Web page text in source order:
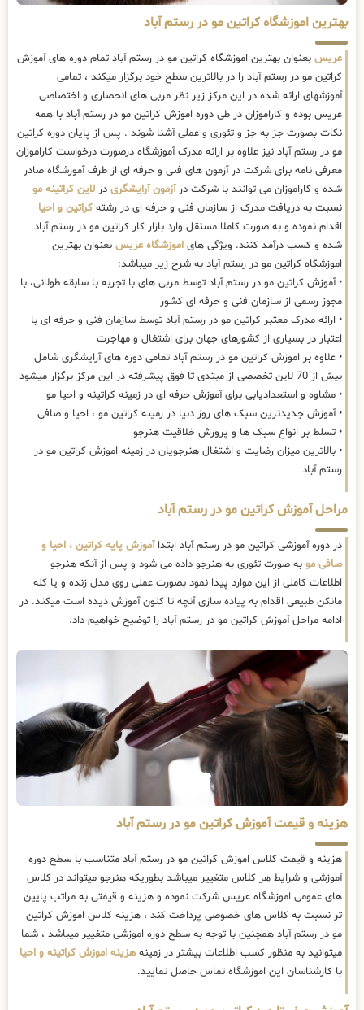
بهترین اموزشگاه کراتین مو در رستم آباد
عریس بعنوان بهترین اموزشگاه کراتین مو در رستم آباد تمام دوره های آموزش
کراتین مو در رستم آباد را در بالاترین سطح خود برگزار میکند ، تمامی
آموزشهای ارائه شده در این مرکز زیر نظر مربی های انحصاری و اختصاصی
عریس بوده و کاراموزان در طی دوره اموزش کراتین مو در رستم آباد با همه
نکات بصورت جز به جز و تئوری و عملی آشنا شوند . پس از پایان دوره کراتین
مو در رستم آباد نیز علاوه بر ارائه مدرک آموزشگاه درصورت درخواست کاراموزان
معرفی نامه برای شرکت در آزمون های فنی و حرفه ای از طرف آموزشگاه صادر
شده و کاراموزان می توانند با شرکت درآزمون آرایشگری در لاین کراتینه مو
نسبت به دریافت مدرک از سازمان فنی و حرفه ای در رشته کراتین و احیا
اقدام نموده و به صورت کاملا مستقل وارد بازار کار کراتین مو در رستم آباد
شده و کسب درآمد کنند. ویژگی های اموزشگاه عریس بعنوان بهترین
اموزشگاه کراتین مو در رستم آباد به شرح زیر میباشد:
• آموزش کراتین مو در رستم آباد توسط مربی های با تجربه با سابقه طولانی، با
مجوز رسمی از سازمان فنی و حرفه ای کشور
• ارائه مدرک معتبر کراتین مو در رستم آباد توسط سازمان فنی و حرفه ای با
اعتبار در بسیاری از کشورهای جهان برای اشتغال و مهاجرت
• علاوه بر اموزش کراتین مو در رستم آباد تمامی دوره های آرایشگری شامل
بیش از 70 لاین تخصصی از مبتدی تا فوق پیشرفته در این مرکز برگزار میشود
• مشاوه و استعدادیابی برای آموزش حرفه ای در زمینه کراتینه و احیا مو
• آموزش جدیدترین سبک های روز دنیا در زمینه کراتین مو ، احیا و صافی
• تسلط بر انواع سبک ها و پرورش خلاقیت هنرجو
• بالاترین میزان رضایت و اشتغال هنرجویان در زمینه اموزش کراتین مو در
رستم آباد
مراحل آموزش کراتین مو در رستم آباد
در دوره آموزشی کراتین مو در رستم آباد ابتداآموزش پایه کراتین ، احیا و
صافی مو به صورت تئوری به هنرجو داده می شود و پس از آنکه هنرجو
اطلاعات کاملی از این موارد پیدا نمود بصورت عملی روی مدل زنده و یا کله
مانکن طبیعی اقدام به پیاده سازی آنچه تا کنون آموزش دیده است میکند. در
ادامه مراحل آموزش کراتین مو در رستم آباد را توضیح خواهیم داد.
هزینه و قیمت آموزش کراتین مو در رستم آباد
هزینه و قیمت کلاس اموزش کراتین مو در رستم آباد متناسب با سطح دوره
آموزشی و شرایط هر کلاس متغییر میباشد بطوریکه هنرجو میتواند در کلاس
های عمومی اموزشگاه عریس شرکت نموده و هزینه و قیمتی به مراتب پایین
تر نسبت به کلاس های خصوصی پرداخت کند ، هزینه کلاس اموزش کراتین
مو در رستم آباد همچنین با توجه به سطح دوره اموزشی متغییر میباشد ، شما
میتوانید به منظور کسب اطلاعات بیشتر در زمینه هزینه اموزش کراتینه و احیا
با کارشناسان این اموزشگاه تماس حاصل نمایید.